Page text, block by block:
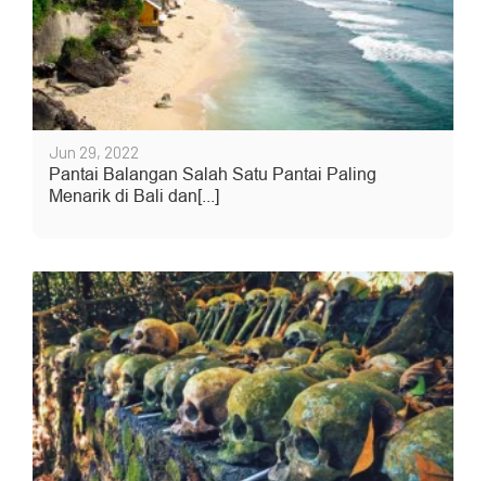
Jun 29, 2022
Pantai Balangan Salah Satu Pantai Paling
Menarik di Bali dan[...]